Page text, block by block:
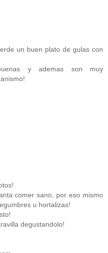
un buen plato de gulas con
y ademas son muy
comer sano, por eso mismo
u hortalizas!
degustandolo!